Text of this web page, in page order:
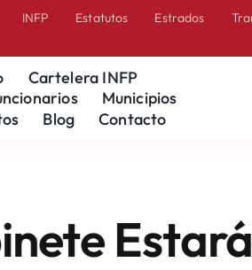
INFP Estatutos Estrados
Cartelera INFP
Municipios
Blog Contacto